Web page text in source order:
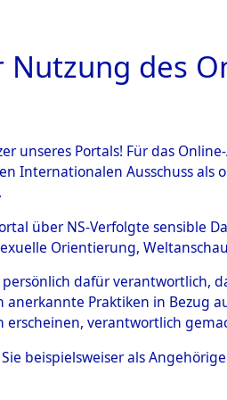
→0129
des
unseres Portals! Für das
Internationalen Ausschuss
über NS-Verfolgte
Orientierung,
persönlich dafür verantwortlich,
Praktiken in Bezug
verantwortlich
beispielsweiser als